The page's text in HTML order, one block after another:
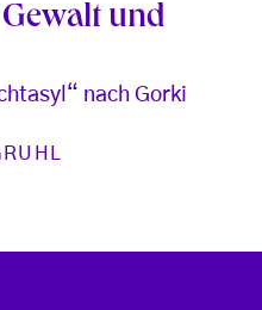
und
nach Gorki